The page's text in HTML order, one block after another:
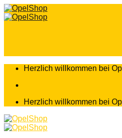
Zum
Inhalt
Herzlich willkommen bei
Herzlich willkommen bei